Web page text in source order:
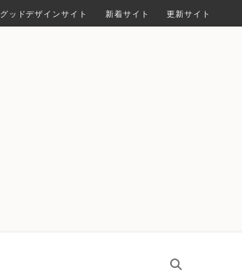
更新サイト
新着サイト
グッドデザインサイト